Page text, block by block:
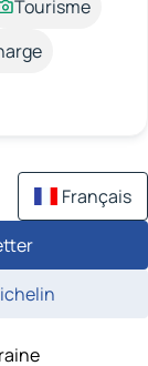
Tourisme
Français